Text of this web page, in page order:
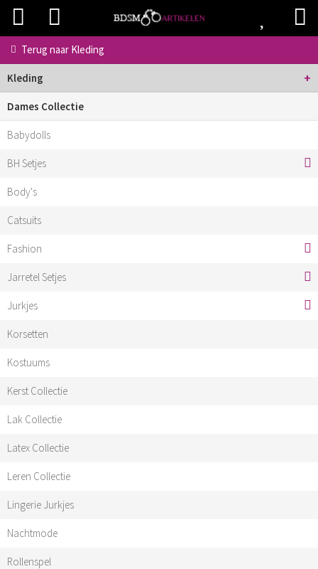
Terug naar Kleding
Kleding +
Dames Collectie
Babydolls
BH Setjes
Body's
Catsuits
Fashion
Jarretel Setjes
Jurkjes
Korsetten
Kostuums
Kerst Collectie
Lak Collectie
Latex Collectie
Leren Collectie
Lingerie Jurkjes
Nachtmode
Rollenspel